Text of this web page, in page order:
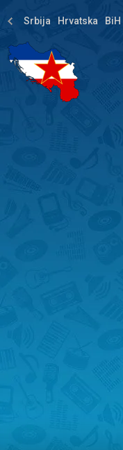
Srbija Hrvatska BiH